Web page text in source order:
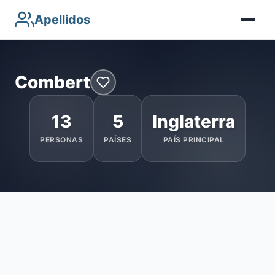
Apellidos
Combert
13
PERSONAS
5
PAÍSES
Inglaterra
PAÍS PRINCIPAL